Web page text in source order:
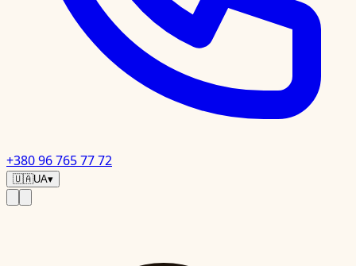
+380 96 765 77 72
🇺🇦UA▾